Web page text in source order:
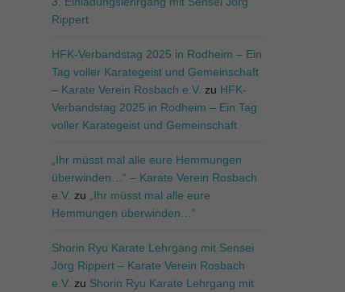
Rippert
HFK-Verbandstag 2025 in Rodheim – Ein
Tag voller Karategeist und Gemeinschaft
– Karate Verein Rosbach e.V. zu HFK-
Verbandstag 2025 in Rodheim – Ein Tag
voller Karategeist und Gemeinschaft
„Ihr müsst mal alle eure Hemmungen
überwinden…“ – Karate Verein Rosbach
e.V. zu
„Ihr müsst mal alle eure
Hemmungen überwinden…“
Shorin Ryu Karate Lehrgang mit Sensei
Jörg Rippert – Karate Verein Rosbach
e.V. zu Shorin Ryu Karate Lehrgang mit